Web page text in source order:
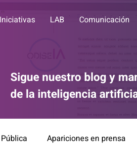
Iniciativas LAB Comunicación
Sigue nuestro blog y
de la inteligencia
Apariciones en prensa